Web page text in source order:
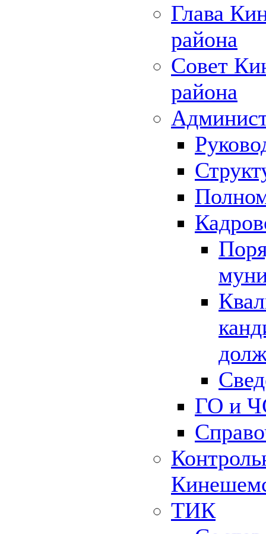
Глава
района
Совет
района
ГО и
ТИК